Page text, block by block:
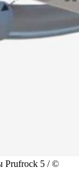
Prufrock 5 / ©